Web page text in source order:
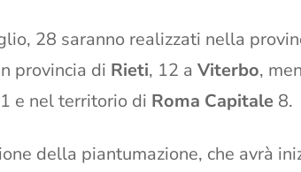
28 saranno realizzati nella
provincia di Rieti, 12 a Viterbo,
e nel territorio di Roma Capitale 8.
della piantumazione, che avrà